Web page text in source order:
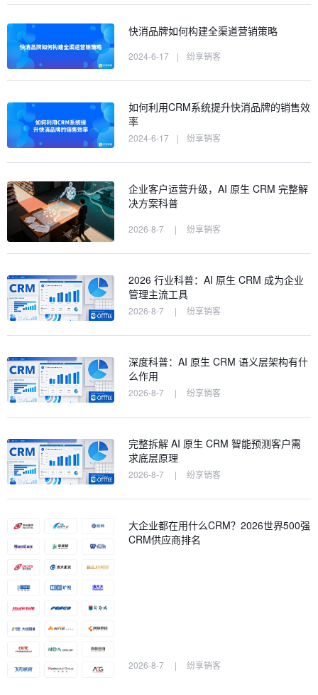
快消品牌如何构建全渠道营销策略
2024-6-17 | 纷享销客
如何利用CRM系统提升快消品牌的销售效
率
2024-6-17 | 纷享销客
企业客户运营升级，AI 原生 CRM 完整解
决方案科普
2026-8-7 | 纷享销客
2026 行业科普：AI 原生 CRM 成为企业
管理主流工具
2026-8-7 | 纷享销客
深度科普：AI 原生 CRM 语义层架构有什
么作用
2026-8-7 | 纷享销客
完整拆解 AI 原生 CRM 智能预测客户需
求底层原理
2026-8-7 | 纷享销客
大企业都在用什么CRM？2026世界500强
CRM供应商排名
2026-8-7 | 纷享销客